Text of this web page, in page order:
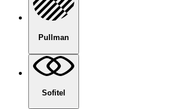
Pullman
Sofitel